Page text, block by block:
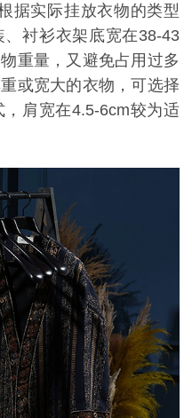
据实际挂放衣物的类型
、衬衫衣架底宽在38-43
物重量，又避免占用过多
或宽大的衣物，可选择
，肩宽在4.5-6cm较为适